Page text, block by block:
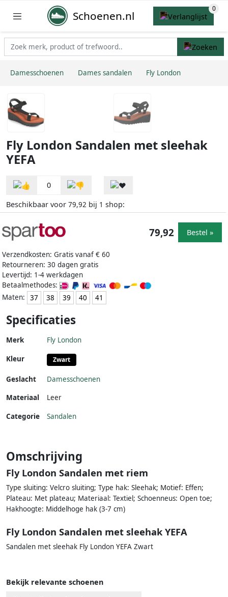
Schoenen.nl
Damesschoenen Dames sandalen Fly London
Fly London Sandalen met sleehak
YEFA
0
Beschikbaar voor 79,92 bij 1 shop:
Verzendkosten: Gratis vanaf € 60
Retourneren: 30 dagen gratis
Levertijd: 1-4 werkdagen
Betaalmethodes:
Maten:
37 38 39 40 41
79,92 Bestel »
Specificaties
Merk Fly London
Kleur Zwart
Geslacht
Damesschoenen
Materiaal
Leer
Categorie Sandalen
Omschrijving
Fly London Sandalen met riem
Type sluiting: Velcro sluiting; Type hak: Sleehak; Motief: Effen;
Plateau: Met plateau; Materiaal: Textiel; Schoenneus: Open toe;
Hakhoogte: Middelhoge hak (3-7 cm)
Fly London Sandalen met sleehak YEFA
Sandalen met sleehak Fly London YEFA Zwart
Bekijk relevante schoenen